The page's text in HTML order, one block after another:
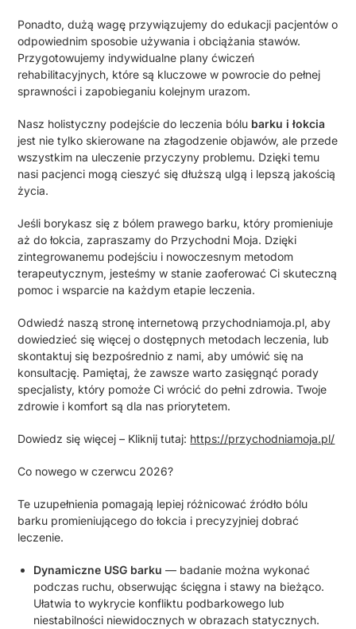
Ponadto, dużą wagę przywiązujemy do edukacji pacjentów o
odpowiednim sposobie używania i obciążania stawów.
Przygotowujemy indywidualne plany ćwiczeń
rehabilitacyjnych, które są kluczowe w powrocie do pełnej
sprawności i zapobieganiu kolejnym urazom.
Nasz holistyczny podejście do leczenia bólu barku i łokcia
jest nie tylko skierowane na złagodzenie objawów, ale przede
wszystkim na uleczenie przyczyny problemu. Dzięki temu
nasi pacjenci mogą cieszyć się dłuższą ulgą i lepszą jakością
życia.
Jeśli borykasz się z bólem prawego barku, który promieniuje
aż do łokcia, zapraszamy do Przychodni Moja. Dzięki
zintegrowanemu podejściu i nowoczesnym metodom
terapeutycznym, jesteśmy w stanie zaoferować Ci skuteczną
pomoc i wsparcie na każdym etapie leczenia.
Odwiedź naszą stronę internetową przychodniamoja.pl, aby
dowiedzieć się więcej o dostępnych metodach leczenia, lub
skontaktuj się bezpośrednio z nami, aby umówić się na
konsultację. Pamiętaj, że zawsze warto zasięgnąć porady
specjalisty, który pomoże Ci wrócić do pełni zdrowia. Twoje
zdrowie i komfort są dla nas priorytetem.
Dowiedz się więcej – Kliknij tutaj: https://przychodniamoja.pl/
Co nowego w czerwcu 2026?
Te uzupełnienia pomagają lepiej różnicować źródło bólu
barku promieniującego do łokcia i precyzyjniej dobrać
leczenie.
Dynamiczne USG barku — badanie można wykonać
podczas ruchu, obserwując ścięgna i stawy na bieżąco.
Ułatwia to wykrycie konfliktu podbarkowego lub
niestabilności niewidocznych w obrazach statycznych.